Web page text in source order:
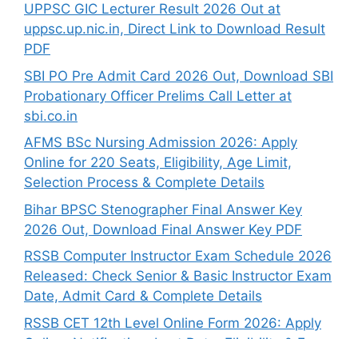
UPPSC GIC Lecturer Result 2026 Out at
uppsc.up.nic.in, Direct Link to Download Result
PDF
SBI PO Pre Admit Card 2026 Out, Download SBI
Probationary Officer Prelims Call Letter at
sbi.co.in
AFMS BSc Nursing Admission 2026: Apply
Online for 220 Seats, Eligibility, Age Limit,
Selection Process & Complete Details
Bihar BPSC Stenographer Final Answer Key
2026 Out, Download Final Answer Key PDF
RSSB Computer Instructor Exam Schedule 2026
Released: Check Senior & Basic Instructor Exam
Date, Admit Card & Complete Details
RSSB CET 12th Level Online Form 2026: Apply